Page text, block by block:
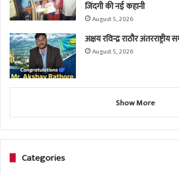
जिंदगी की नई कहानी
August 5, 2026
अक्षय रविन्द्र राठौर
August 5, 2026
Show More
Categories